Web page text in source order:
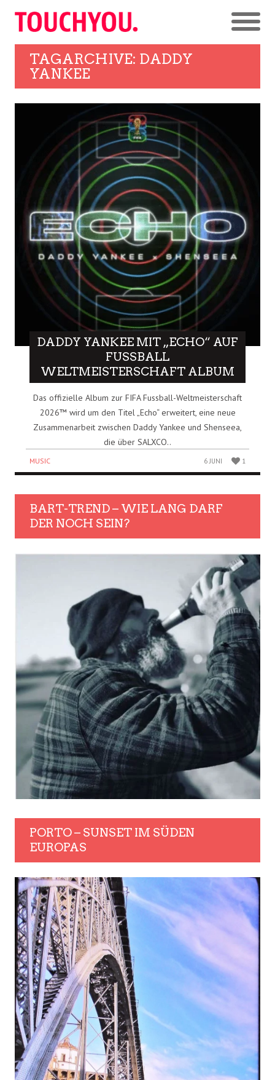
TAGARCHIVE: DADDY
YANKEE
DADDY YANKEE MIT „ECHO“ AUF
FUSSBALL W
ELTMEISTERSCHAFT ALBUM
Das offizielle Album zur FIFA Fussball-Weltmeisterschaft
2026™ wird um den Titel „Echo“ erweitert, eine neue
Zusammenarbeit zwischen Daddy Yankee und Shenseea,
die über SALXCO..
MUSIC 6 JUNI 1
BART-TREND – WIE LANG DARF
DER NOCH SEIN?
PORTO – SUNSET IM SÜDEN
EUROPAS